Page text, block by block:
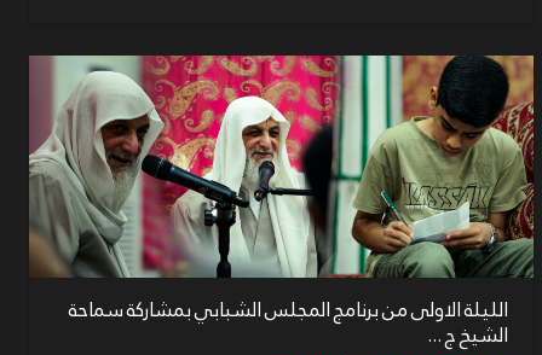
الليلة الاولى من برنامج المجلس الشبابي بمشاركة سماحة
الشيخ ج ...